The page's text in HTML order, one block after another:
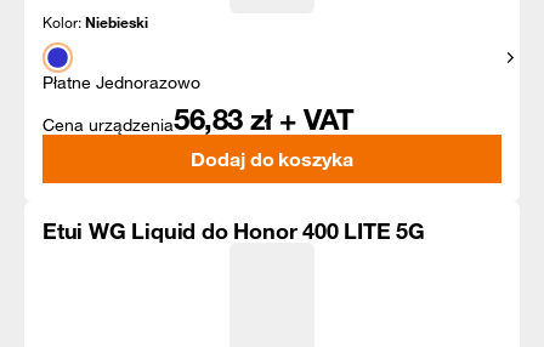
Kolor:Niebieski
Płatne Jednorazowo
Cena urządzenia56,83 zł + VAT
Dodaj do koszyka
Etui WG Liquid do Honor 400 LITE 5G